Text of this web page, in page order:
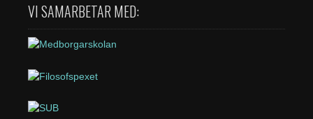
VI SAMARBETAR MED: